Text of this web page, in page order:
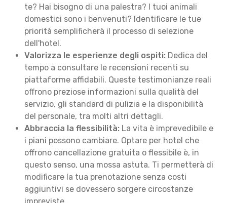
te? Hai bisogno di una palestra? I tuoi animali
domestici sono i benvenuti? Identificare le tue
priorità semplificherà il processo di selezione
dell'hotel.
Valorizza le esperienze degli ospiti: Dedica del
tempo a consultare le recensioni recenti su
piattaforme affidabili. Queste testimonianze reali
offrono preziose informazioni sulla qualità del
servizio, gli standard di pulizia e la disponibilità
del personale, tra molti altri dettagli.
Abbraccia la flessibilità: La vita è imprevedibile e
i piani possono cambiare. Optare per hotel che
offrono cancellazione gratuita o flessibile è, in
questo senso, una mossa astuta. Ti permetterà di
modificare la tua prenotazione senza costi
aggiuntivi se dovessero sorgere circostanze